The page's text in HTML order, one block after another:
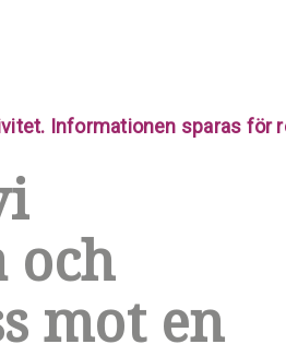
Informationen sparas för
och
mot en